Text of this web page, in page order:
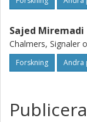
Sajed Miremadi
Chalmers, Signaler
Forskning Andra